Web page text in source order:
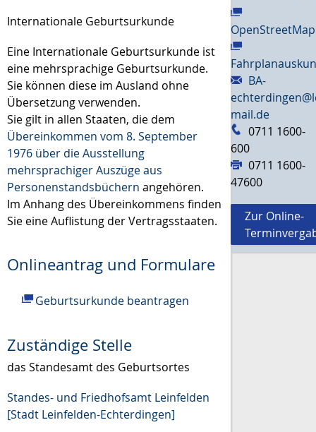
Internationale Geburtsurkunde
Eine Internationale Geburtsurkunde ist
eine mehrsprachige Geburtsurkunde.
Sie können diese im Ausland ohne
Übersetzung verwenden.
Sie gilt in allen Staaten, die dem
Übereinkommen vom 8. September
1976 über die Ausstellung
mehrsprachiger Auszüge aus
Personenstandsbüchern angehören.
Im Anhang des Übereinkommens finden
Sie eine Auflistung der Vertragsstaaten.
Onlineantrag und Formulare
Geburtsurkunde beantragen
Zuständige Stelle
das Standesamt des Geburtsortes
Standes- und Friedhofsamt Leinfelden
[Stadt Leinfelden-Echterdingen]
OpenStreetMap
BA-
mail.de
0711 1600-
600
0711 1600-
47600
Zur Online-